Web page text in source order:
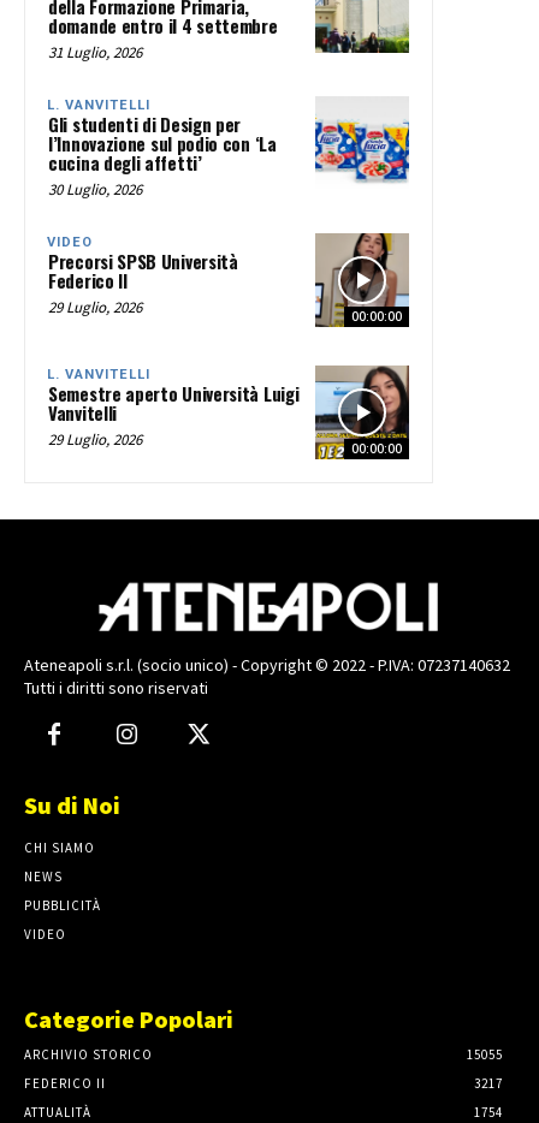
della Formazione Primaria,
domande entro il 4 settembre
31 Luglio, 2026
L. VANVITELLI
Gli studenti di Design per
l’Innovazione sul podio con ‘La
cucina degli affetti’
30 Luglio, 2026
00:00:00
VIDEO
Precorsi SPSB Università
Federico II
29 Luglio, 2026
00:00:00
L. VANVITELLI
Semestre aperto Università Luigi
Vanvitelli
29 Luglio, 2026
Ateneapoli s.r.l. (socio unico) - Copyright © 2022 - P.IVA: 07237140632
Tutti i diritti sono riservati
Su di Noi
CHI SIAMO
NEWS
PUBBLICITÀ
VIDEO
Categorie Popolari
ARCHIVIO STORICO
15055
FEDERICO II
3217
ATTUALITÀ
1754